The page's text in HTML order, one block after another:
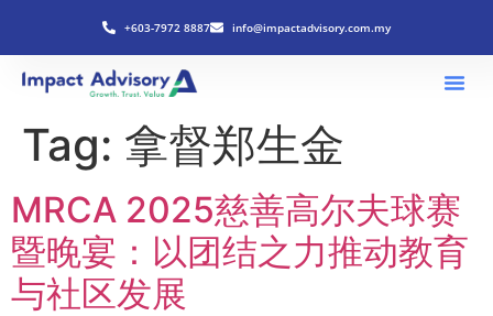
+603-7972 8887 info@impactadvisory.com.my
Tag: 拿督郑生金
MRCA 2025慈善高尔夫球赛
暨晚宴：以团结之力推动教育
与社区发展